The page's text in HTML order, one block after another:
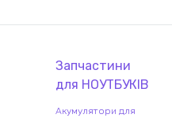
Запчастини
для НОУТБУК ІВ
Акумулятори для